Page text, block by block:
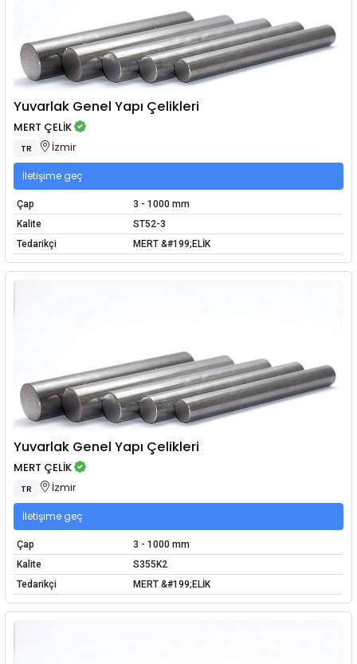
Yuvarlak Genel Yapı Çelikleri
MERT ÇELİK
TR İzmir
İletişime geç
Çap
3 - 1000 mm
Kalite
ST52-3
Tedarikçi
MERT &#199;ELİK
Yuvarlak Genel Yapı Çelikleri
MERT ÇELİK
TR İzmir
İletişime geç
Çap
3 - 1000 mm
Kalite
S355K2
Tedarikçi
MERT &#199;ELİK